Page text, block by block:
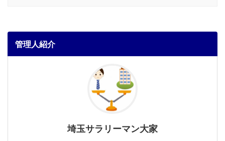
管理人紹介
埼玉サラリーマン大家